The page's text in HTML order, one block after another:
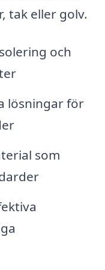
tak eller golv.
och
lösningar för
som